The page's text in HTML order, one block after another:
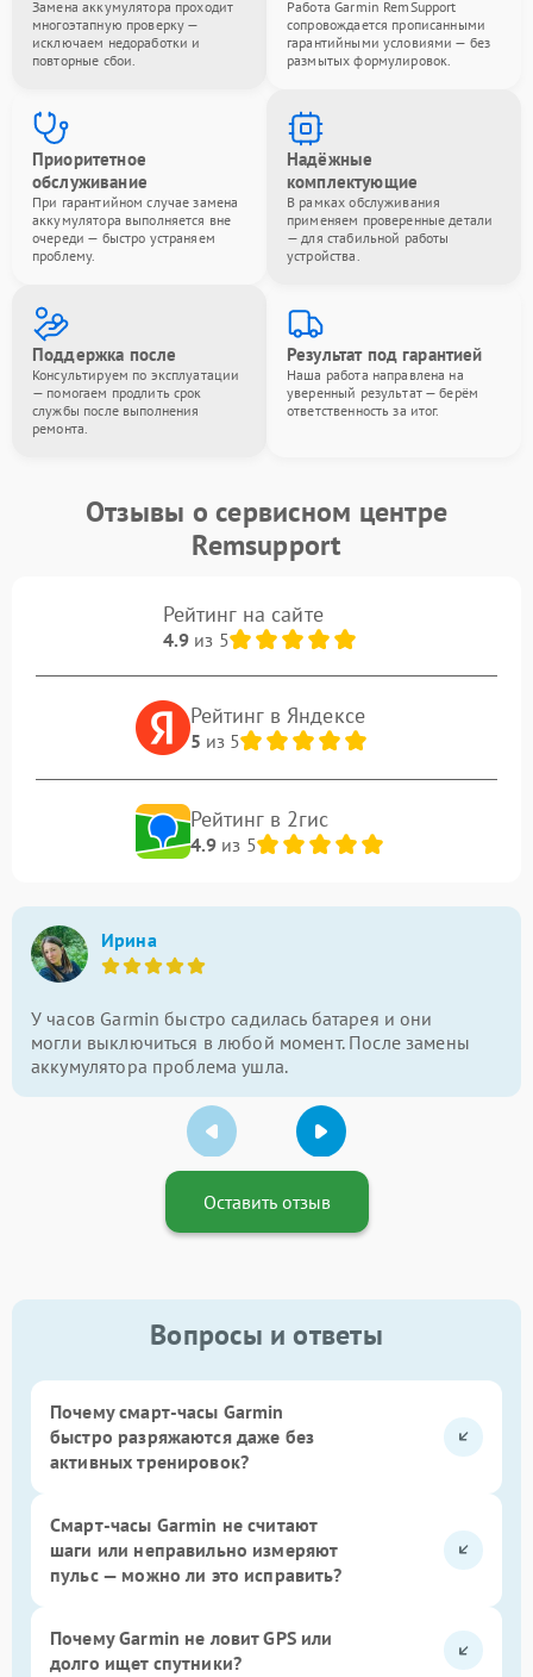
Замена аккумулятора проходит
многоэтапную проверку —
исключаем недоработки и
повторные сбои.
Работа Garmin RemSupport
сопровождается прописанными
гарантийными условиями — без
размытых формулировок.
Приоритетное
обслуживание
При гарантийном случае замена
аккумулятора выполняется вне
очереди — быстро устраняем
проблему.
Надёжные
комплектующие
В рамках обслуживания
применяем проверенные детали
— для стабильной работы
устройства.
Поддержка после
Консультируем по эксплуатации
— помогаем продлить срок
службы после выполнения
ремонта.
Результат под гарантией
Наша работа направлена на
уверенный результат — берём
ответственность за итог.
Отзывы о сервисном центре
Remsupport
Рейтинг на сайте
4.9из 5
Рейтинг в Яндексе
5 из 5
Рейтинг в 2гис
4.9из 5
Ирина
У часов Garmin быстро садилась батарея и они
могли выключиться в любой момент. После замены
аккумулятора проблема ушла.
Оставить отзыв
Вопросы и ответы
Почему смарт-часы Garmin
быстро разряжаются даже без
активных тренировок?
Смарт-часы Garmin не считают
шаги или неправильно измеряют
пульс — можно ли это исправить?
Почему Garmin не ловит GPS или
долго ищет спутники?